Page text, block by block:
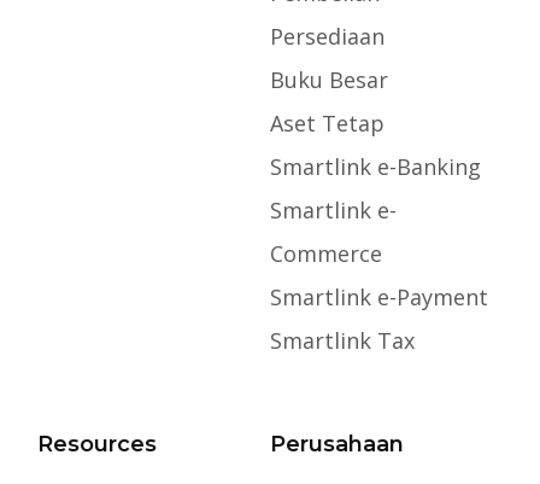
Persediaan
Buku Besar
Aset Tetap
Smartlink e-Banking
Smartlink e-
Commerce
Smartlink e-Payment
Smartlink Tax
Resources Perusahaan